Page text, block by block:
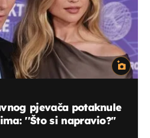
pjevača potaknule
''Što si napravio?''